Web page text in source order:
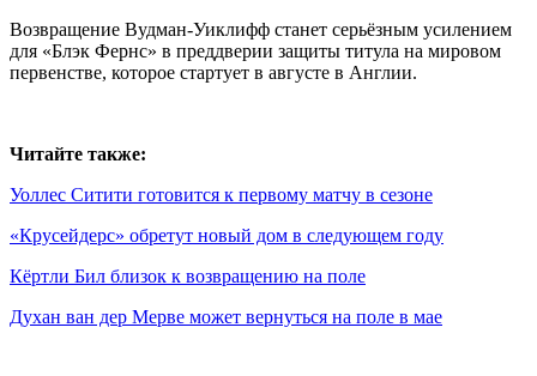
Возвращение Вудман-Уиклифф станет серьёзным усилением
для «Блэк Фернс» в преддверии защиты титула на мировом
первенстве, которое стартует в августе в Англии.
Читайте также:
Уоллес Ситити готовится к первому матчу в сезоне
«Крусейдерс» обретут новый дом в следующем году
Кёртли Бил близок к возвращению на поле
Духан ван дер Мерве может вернуться на поле в мае